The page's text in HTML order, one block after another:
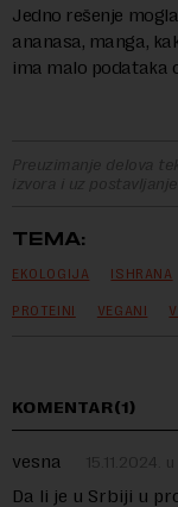
Jedno rešenje
ananasa, manga,
ima malo podataka
Preuzimanje delova
izvora i uz
TEMA:
EKOLOGIJA ISHRANA
PROTEINI VEGANI
KOMENTAR(1)
vesna 15.11.2024.
Da li je u Srbiji u